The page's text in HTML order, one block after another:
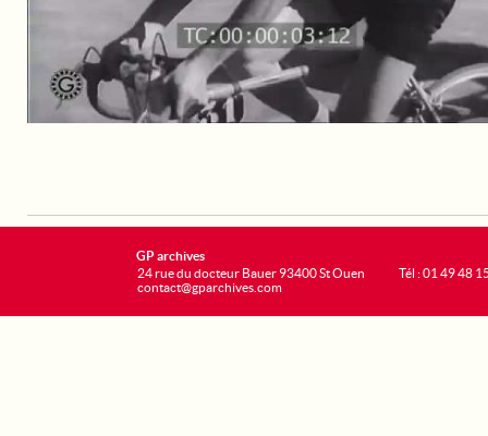
GP archives
24 rue du docteur Bauer 93400 St Ouen
contact@gparchives.com
Tél : 01 49 48